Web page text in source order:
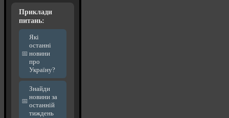
Приклади
питань:
Які
останні
новини
про
Україну?
Знайди
новини за
останній
тиждень